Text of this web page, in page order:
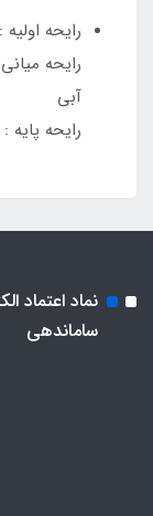
رایحه
رایحه
آبی
رایحه
نماد اعتماد
ساماندهی